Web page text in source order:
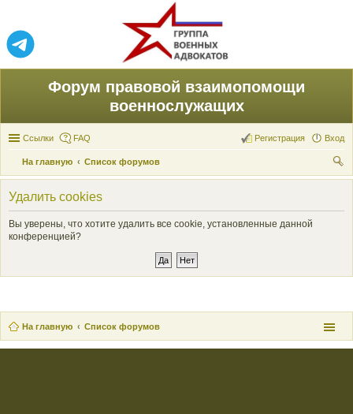
Форум правовой взаимопомощи
военнослужащих
Ссылки FAQ Вход
Регистрация
На главную
Список форумов
ои
Удалить cookies
Вы уверены, что хотите удалить все cookie, установленные данной
конференцией?
На главную Список форумов